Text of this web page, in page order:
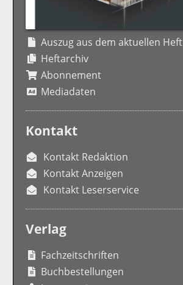
Auszug aus dem aktuellen Heft
Heftarchiv
Abonnement
Mediadaten
Kontakt
Kontakt Redaktion
Kontakt Anzeigen
Kontakt Leserservice
Verlag
Fachzeitschriften
Buchbestellungen